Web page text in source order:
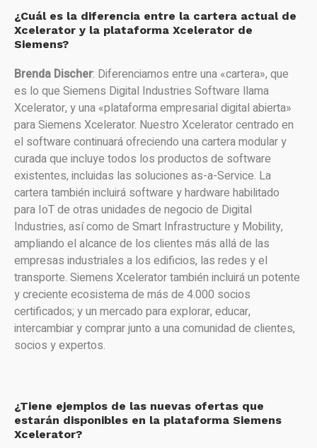
¿Cuál es la diferencia entre la cartera actual de
Xcelerator y la plataforma Xcelerator de
Siemens?
Brenda Discher: Diferenciamos entre una «cartera», que
es lo que Siemens Digital Industries Software llama
Xcelerator, y una «plataforma empresarial digital abierta»
para Siemens Xcelerator. Nuestro Xcelerator centrado en
el software continuará ofreciendo una cartera modular y
curada que incluye todos los productos de software
existentes, incluidas las soluciones as-a-Service. La
cartera también incluirá software y hardware habilitado
para IoT de otras unidades de negocio de Digital
Industries, así como de Smart Infrastructure y Mobility,
ampliando el alcance de los clientes más allá de las
empresas industriales a los edificios, las redes y el
transporte. Siemens Xcelerator también incluirá un potente
y creciente ecosistema de más de 4.000 socios
certificados; y un mercado para explorar, educar,
intercambiar y comprar junto a una comunidad de clientes,
socios y expertos.
¿Tiene ejemplos de las nuevas ofertas que
estarán disponibles en la plataforma Siemens
Xcelerator?